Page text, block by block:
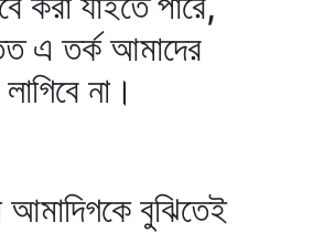
এ তর্ক আমাদের
না।
বুঝিতেই